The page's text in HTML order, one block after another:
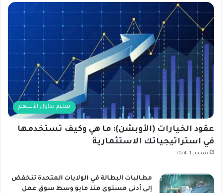
تعليم تداول الأسهم
عقود الخيارات (الأوبشن): ما هي وكيف تستخدمها
في استراتيجياتك الاستثمارية
سبتمبر 1, 2024
مطالبات البطالة في الولايات المتحدة تنخفض
إلى أدنى مستوى منذ مايو وسط سوق عمل